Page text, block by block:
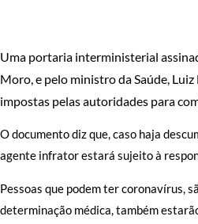
Uma portaria interministerial
Moro, e pelo ministro da Saúde,
impostas pelas autoridades para
O documento diz que, caso haja
agente infrator estará sujeito à
Pessoas que podem ter coronavírus,
determinação médica, também